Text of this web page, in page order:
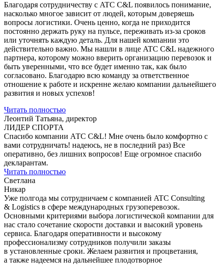
Благодаря сотрудничеству с ATC C&L появилось понимание,
насколько многое зависит от людей, которым доверяешь
вопросы логистики. Очень ценно, когда не приходится
постоянно держать руку на пульсе, переживать из-за сроков
или уточнять каждую деталь. Для нашей компании это
действительно важно. Мы нашли в лице ATC C&L надежного
партнера, которому можно вверить организацию перевозок и
быть уверенными, что все будет именно так, как было
согласовано. Благодарю всю команду за ответственное
отношение к работе и искренне желаю компании дальнейшего
развития и новых успехов!
Читать полностью
Леонтий Татьяна, директор
ЛИДЕР СПОРТА
Спасибо компании АТС С&L! Мне очень было комфортно с
вами сотрудничать! надеюсь, не в последний раз) Все
оперативно, без лишних вопросов! Еще огромное спасибо
декларантам.
Читать полностью
Светлана
Никар
Уже полгода мы сотрудничаем с компанией ATC Consulting
& Logistics в сфере международных грузоперевозок.
Основными критериями выбора логистической компании для
нас стало сочетание скорости доставки и высокий уровень
сервиса. Благодаря оперативности и высокому
профессионализму сотрудников получили заказы
в установленные сроки. Желаем развития и процветания,
а также надеемся на дальнейшее плодотворное